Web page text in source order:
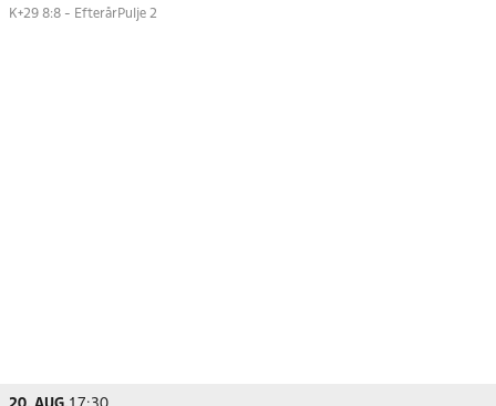
K+29 8:8 - EfterårPulje 2